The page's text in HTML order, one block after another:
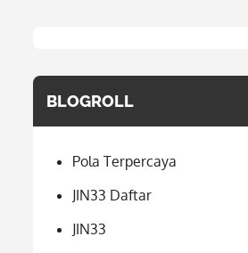
BLOGROLL
Pola Terpercaya
JIN33 Daftar
JIN33